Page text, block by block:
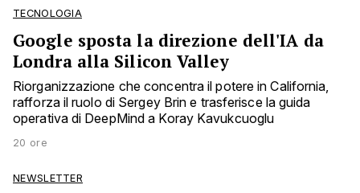
TECNOLOGIA
Google sposta la direzione dell'IA da
Londra alla Silicon Valley
Riorganizzazione che concentra il potere in California,
rafforza il ruolo di Sergey Brin e trasferisce la guida
operativa di DeepMind a Koray Kavukcuoglu
20 ore
NEWSLETTER